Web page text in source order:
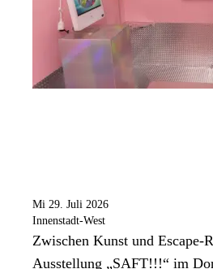
Mi 29. Juli 2026
Innenstadt-West
Zwischen Kunst und Escape-
Ausstellung „SAFT!!!“ im